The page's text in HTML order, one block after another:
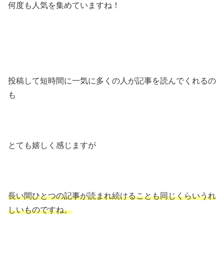
何度も人気を集めていますね！
投稿して短時間に一気に多くの人が記事を読んでくれるの
も
とても嬉しく感じますが
長い間ひとつの記事が読まれ続けることも同じくらいうれ
しいものですね。